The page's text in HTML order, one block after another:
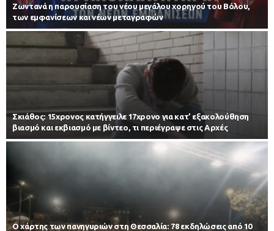
Zωντανά η παρουσίαση του νέου μεγάλου χορηγού του Βόλου,
των εμφανίσεων και νέων μεταγραφών
Σκιάθος: 15χρονος κατήγγειλε 17χρονο για κατ’ εξακολούθηση
βιασμό και εκβιασμό με βίντεο, τι περιέγραψε στις Αρχές
Ο χάρτης των πανηγυριών στη Θεσσαλία: 78 εκδηλώσεις από 10